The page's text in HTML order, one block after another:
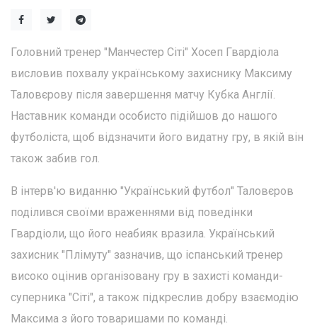
Головний тренер "Манчестер Сіті" Хосеп Гвардіола
висловив похвалу українському захиснику Максиму
Таловєрову після завершення матчу Кубка Англії.
Наставник команди особисто підійшов до нашого
футболіста, щоб відзначити його видатну гру, в якій він
також забив гол.
В інтерв'ю виданню "Український футбол" Таловєров
поділився своїми враженнями від поведінки
Гвардіоли, що його неабияк вразила. Український
захисник "Плімуту" зазначив, що іспанський тренер
високо оцінив організовану гру в захисті команди-
суперника "Сіті", а також підкреслив добру взаємодію
Максима з його товаришами по команді.